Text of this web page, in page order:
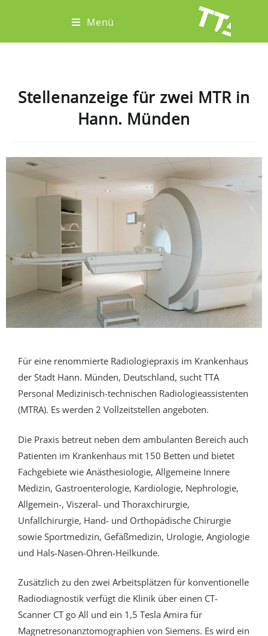
Menü
Stellenanzeige für zwei MTR in
Hann. Münden
Für eine renommierte Radiologiepraxis im Krankenhaus
der Stadt Hann. Münden, Deutschland, sucht TTA
Personal Medizinisch-technischen Radiologieassistenten
(MTRA). Es werden 2 Vollzeitstellen angeboten.
Die Praxis betreut neben dem ambulanten Bereich auch
Patienten im Krankenhaus mit 150 Betten und bietet
Fachgebiete wie Anästhesiologie, Allgemeine Innere
Medizin, Gastroenterologie, Kardiologie, Nephrologie,
Allgemein-, Viszeral- und Thoraxchirurgie,
Unfallchirurgie, Hand- und Orthopädische Chirurgie
sowie Sportmedizin, Gefäßmedizin, Urologie, Angiologie
und Hals-Nasen-Ohren-Heilkunde.
Zusätzlich zu den zwei Arbeitsplätzen für konventionelle
Radiodiagnostik verfügt die Klinik über einen CT-
Scanner CT go All und ein 1,5 Tesla Amira für
Magnetresonanztomographien von Siemens. Es wird ein